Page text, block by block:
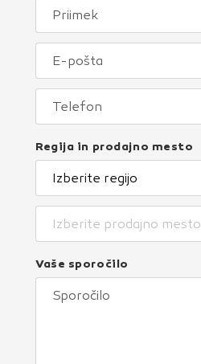
Regija in prodajno mesto
Izberite regijo
Izberite prodajno mesto
Vaše sporočilo